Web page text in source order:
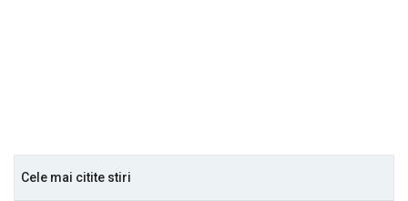
Cele mai citite stiri